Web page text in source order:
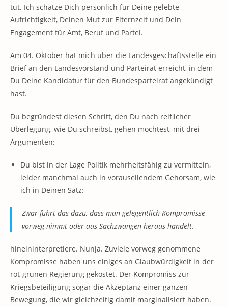
tut. Ich schätze Dich persönlich für Deine gelebte
Aufrichtigkeit, Deinen Mut zur Elternzeit und Dein
Engagement für Amt, Beruf und Partei.
Am 04. Oktober hat mich über die Landesgeschäftsstelle ein
Brief an den Landesvorstand und Parteirat erreicht, in dem
Du Deine Kandidatur für den Bundesparteirat angekündigt
hast.
Du begründest diesen Schritt, den Du nach reiflicher
Überlegung, wie Du schreibst, gehen möchtest, mit drei
Argumenten:
Du bist in der Lage Politik mehrheitsfähig zu vermitteln,
leider manchmal auch in vorauseilendem Gehorsam, wie
ich in Deinen Satz:
Zwar führt das dazu, dass man gelegentlich Kompromisse
vorweg nimmt oder aus Sachzwängen heraus handelt.
hineininterpretiere. Nunja. Zuviele vorweg genommene
Kompromisse haben uns einiges an Glaubwürdigkeit in der
rot-grünen Regierung gekostet. Der Kompromiss zur
Kriegsbeteiligung sogar die Akzeptanz einer ganzen
Bewegung, die wir gleichzeitig damit marginalisiert haben.